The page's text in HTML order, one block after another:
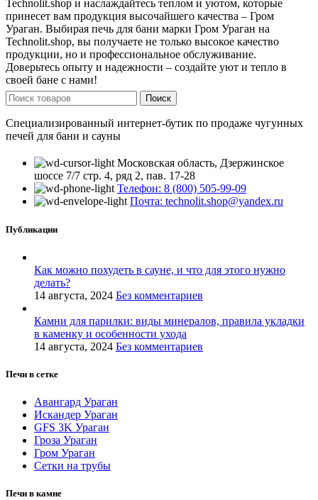
Technolit.shop и наслаждайтесь теплом и уютом, которые
принесет вам продукция высочайшего качества – Гром
Ураган. Выбирая печь для бани марки Гром Ураган на
Technolit.shop, вы получаете не только высокое качество
продукции, но и профессиональное обслуживание.
Доверьтесь опыту и надежности – создайте уют и тепло в
своей бане с нами!
Поиск
Специализированный интернет-бутик по продаже чугунных
печей для бани и сауны
Московская область, Дзержинское
шоссе 7/7 стр. 4, ряд 2, пав. 17-28
Телефон: 8 (800) 505-99-09
Почта: technolit.shop@yandex.ru
Публикации
Как можно похудеть в сауне, и что для этого нужно
делать?
14 августа, 2024 Без комментариев
Камни для парилки: виды минералов, правила укладки
в каменку и особенности ухода
14 августа, 2024 Без комментариев
Печи в сетке
Авангард Ураган
Искандер Ураган
GFS 3K Ураган
Гроза Ураган
Гром Ураган
Сетки на трубы
Печи в камне